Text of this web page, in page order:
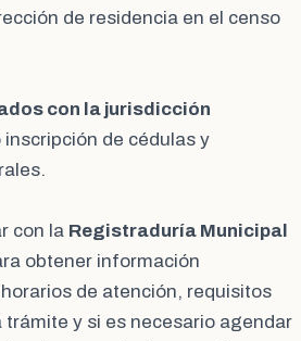
de residencia en el censo
con la jurisdicción
inscripción de cédulas y
con la Registraduría Municipal
obtener información
de atención, requisitos
y si es necesario agendar